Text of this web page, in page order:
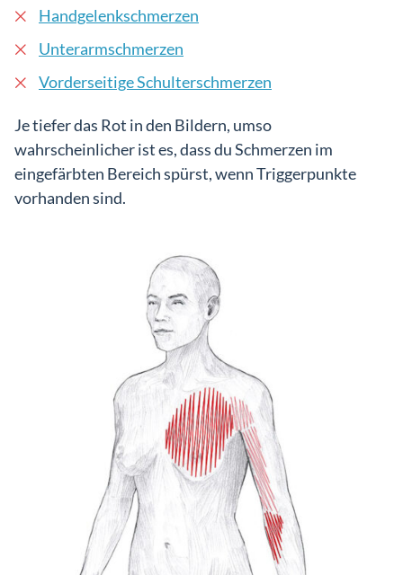
Handgelenkschmerzen
Unterarmschmerzen
Vorderseitige Schulterschmerzen
Je tiefer das Rot in den Bildern, umso
wahrscheinlicher ist es, dass du Schmerzen im
eingefärbten Bereich spürst, wenn Triggerpunkte
vorhanden sind.